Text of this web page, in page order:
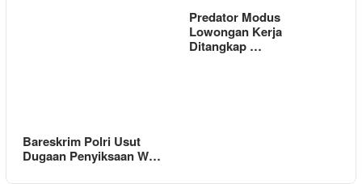
Bareskrim Polri Usut
Dugaan Penyiksaan W…
Predator Modus
Lowongan Kerja
Ditangkap …